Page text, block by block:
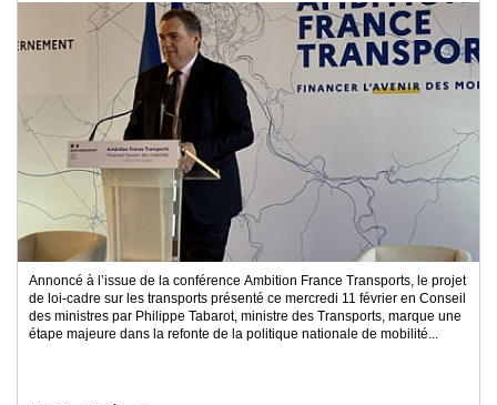
Annoncé à l’issue de la conférence Ambition France Transports, le projet
de loi-cadre sur les transports présenté ce mercredi 11 février en Conseil
des ministres par Philippe Tabarot, ministre des Transports, marque une
étape majeure dans la refonte de la politique nationale de mobilité...